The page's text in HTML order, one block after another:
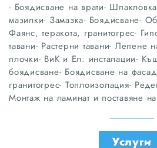
- Боядисване на врати-
мазилки- Замазка- Боядисване-
Фаянс, теракота, гранитогрес-
тавани- Растерни тавани- Лепене
плочки- ВиК и Ел. инсталации-
боядисване- Боядисване на
гранитогрес- Топлоизолация-
Монтаж на ламинат и поставяне
Услуги